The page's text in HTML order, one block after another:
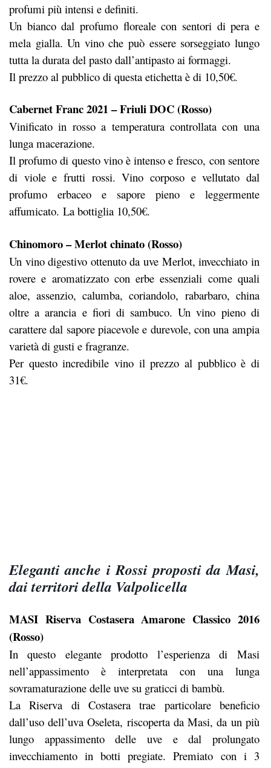
profumi più intensi e definiti.
Un bianco dal profumo floreale con sentori di pera e
mela gialla. Un vino che può essere sorseggiato lungo
tutta la durata del pasto dall’antipasto ai formaggi.
Il prezzo al pubblico di questa etichetta è di 10,50€.
Cabernet Franc 2021 – Friuli DOC (Rosso)
Vinificato in rosso a temperatura controllata con una
lunga macerazione.
Il profumo di questo vino è intenso e fresco, con sentore
di viole e frutti rossi. Vino corposo e vellutato dal
profumo erbaceo e sapore pieno e leggermente
affumicato. La bottiglia 10,50€.
Chinomoro – Merlot chinato (Rosso)
Un vino digestivo ottenuto da uve Merlot, invecchiato in
rovere e aromatizzato con erbe essenziali come quali
aloe, assenzio, calumba, coriandolo, rabarbaro, china
oltre a arancia e fiori di sambuco. Un vino pieno di
carattere dal sapore piacevole e durevole, con una ampia
varietà di gusti e fragranze.
Per questo incredibile vino il prezzo al pubblico è di
31€.
Eleganti anche i Rossi proposti da Masi,
dai territori della Valpolicella
MASI Riserva Costasera Amarone Classico 2016
(Rosso)
In questo elegante prodotto l’esperienza di Masi
nell’appassimento è interpretata con una lunga
sovramaturazione delle uve su graticci di bambù.
La Riserva di Costasera trae particolare beneficio
dall’uso dell’uva Oseleta, riscoperta da Masi, da un più
lungo appassimento delle uve e dal prolungato
invecchiamento in botti pregiate. Premiato con i 3